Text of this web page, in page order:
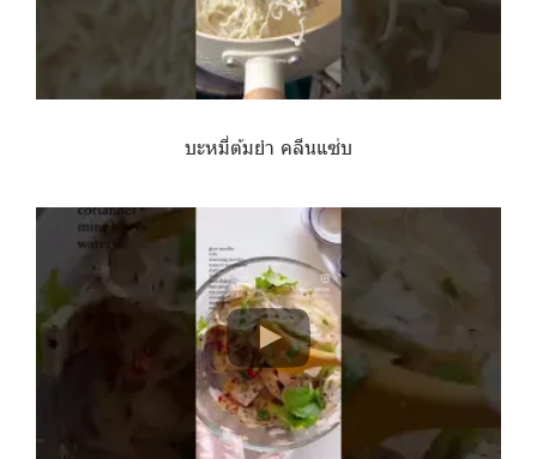
บะหมี่ต้มยำ คลีนแซ่บ